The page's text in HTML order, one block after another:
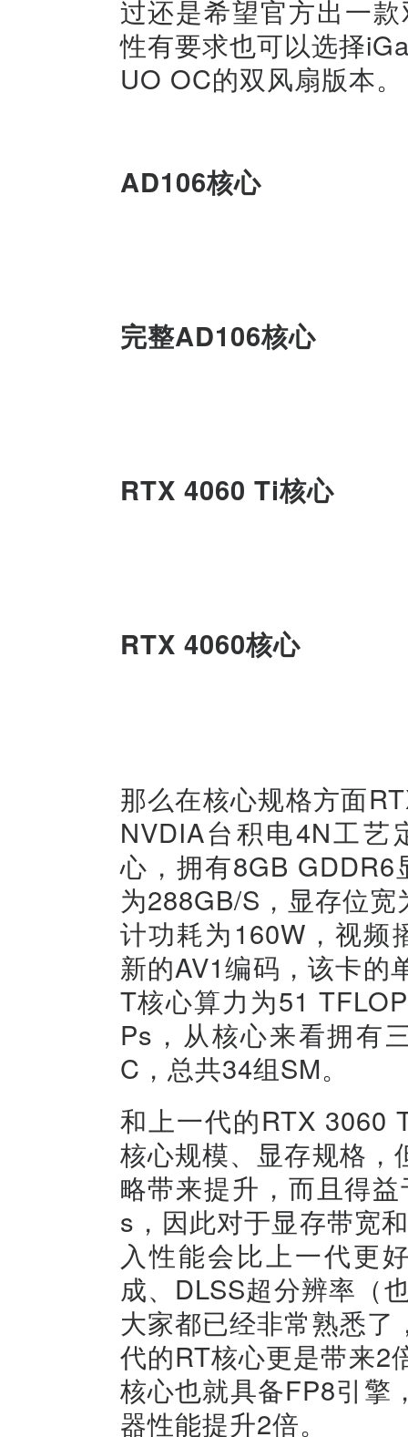
过还是希望官方出一
性有要求也可以选择
UO OC的双风扇版本。
AD106核心
完整AD106核心
RTX 4060 Ti核心
RTX 4060核心
那么在核心规格方面
NVDIA台积电4N工艺
心，拥有8GB
为288GB/S，显存位
计功耗为160W，视频
新的AV1编码，该卡的
T核心算力为51
Ps，从核心来看拥有
C，总共34组SM。
和上一代的RTX 3060
核心规模、显存规格
略带来提升，而且得
s，因此对于显存带宽
入性能会比上一代更
成、DLSS超分辨率（
大家都已经非常熟悉
代的RT核心更是带来2
核心也就具备FP8引擎
器性能提升2倍。